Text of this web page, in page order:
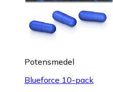
Potensmedel
Blueforce 10-pack